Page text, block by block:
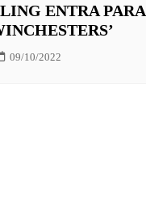
ENTRA
09/10/2022